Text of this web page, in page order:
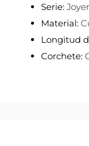
Serie:
Material:
Longitud
Corchete: